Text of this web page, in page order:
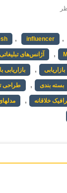
, influencer ,
, آژانس‌های تبلیغاتی
بازاریابی , بازاریابی
بسته بندی , طراحی
خلاقانه ,